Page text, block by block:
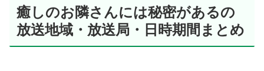
癒しのお隣さんには秘密があるの
放送地域・放送局・日時期間まとめ